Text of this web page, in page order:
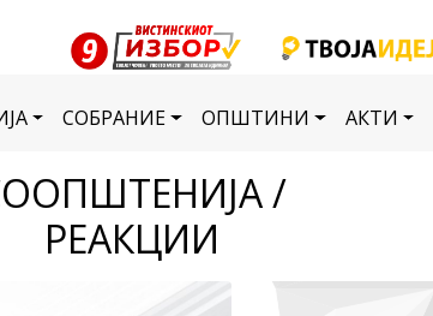
СОБРАНИЕ ОПШТИНИ АКТИ
/
РЕАКЦИИ